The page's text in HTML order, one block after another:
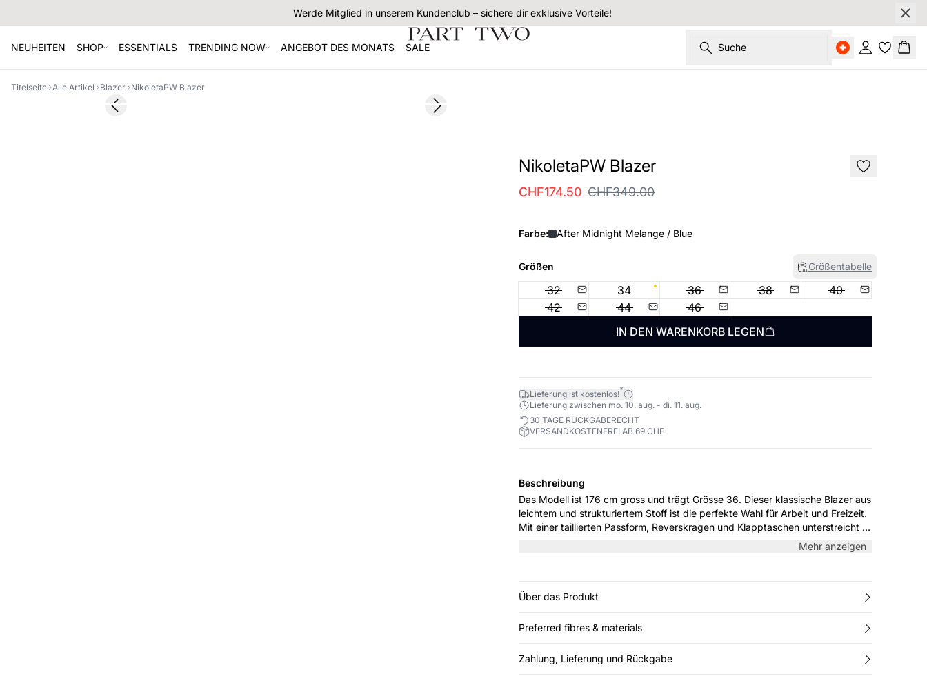
Werde Mitglied in unserem Kundenclub – sichere dir exklusive Vorteile!
NEUHEITEN SHOP ESSENTIALS TRENDING NOW ANGEBOT DES MONATS SALE Suche Einloggen
Titelseite Alle Artikel Blazer
NikoletaPW Blazer
SALEPrevious slide Next slide
NikoletaPW Blazer
CHF174.50 CHF349.00
Farbe: After Midnight Melange / Blue
Größen Größentabelle
32 34 36 38
40
42
44
46
IN DEN WARENKORB LEGEN
Lieferung ist kostenlos!*
Lieferung zwischen mo. 10. aug. - di. 11. aug.
30 TAGE RÜCKGABERECHT
VERSANDKOSTENFREI AB 69 CHF
Beschreibung
Das Modell ist 176 cm gross und trägt Grösse 36. Dieser klassische Blazer aus
leichtem und strukturiertem Stoff ist die perfekte Wahl für Arbeit und Freizeit.
Mit einer taillierten Passform, Reverskragen und Klapptaschen unterstreicht er
Mehr anzeigen
Über das Produkt
Preferred fibres & materials
Zahlung, Lieferung und Rückgabe